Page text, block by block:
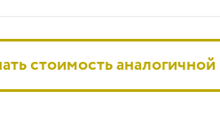
стоимость